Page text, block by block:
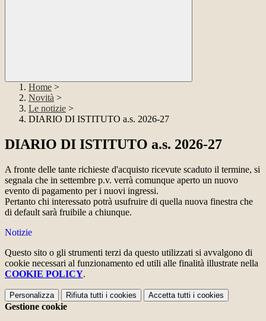
Home >
Novità >
Le notizie >
DIARIO DI ISTITUTO a.s. 2026-27
DIARIO DI ISTITUTO a.s. 2026-27
A fronte delle tante richieste d'acquisto ricevute scaduto il termine, si
segnala che in settembre p.v. verrà comunque aperto un nuovo
evento di pagamento per i nuovi ingressi.
Pertanto chi interessato potrà usufruire di quella nuova finestra che
di default sarà fruibile a chiunque.
Notizie
Questo sito o gli strumenti terzi da questo utilizzati si avvalgono di
cookie necessari al funzionamento ed utili alle finalità illustrate nella
COOKIE POLICY.
Personalizza Rifiuta tutti i cookies Accetta tutti i cookies
Gestione cookie